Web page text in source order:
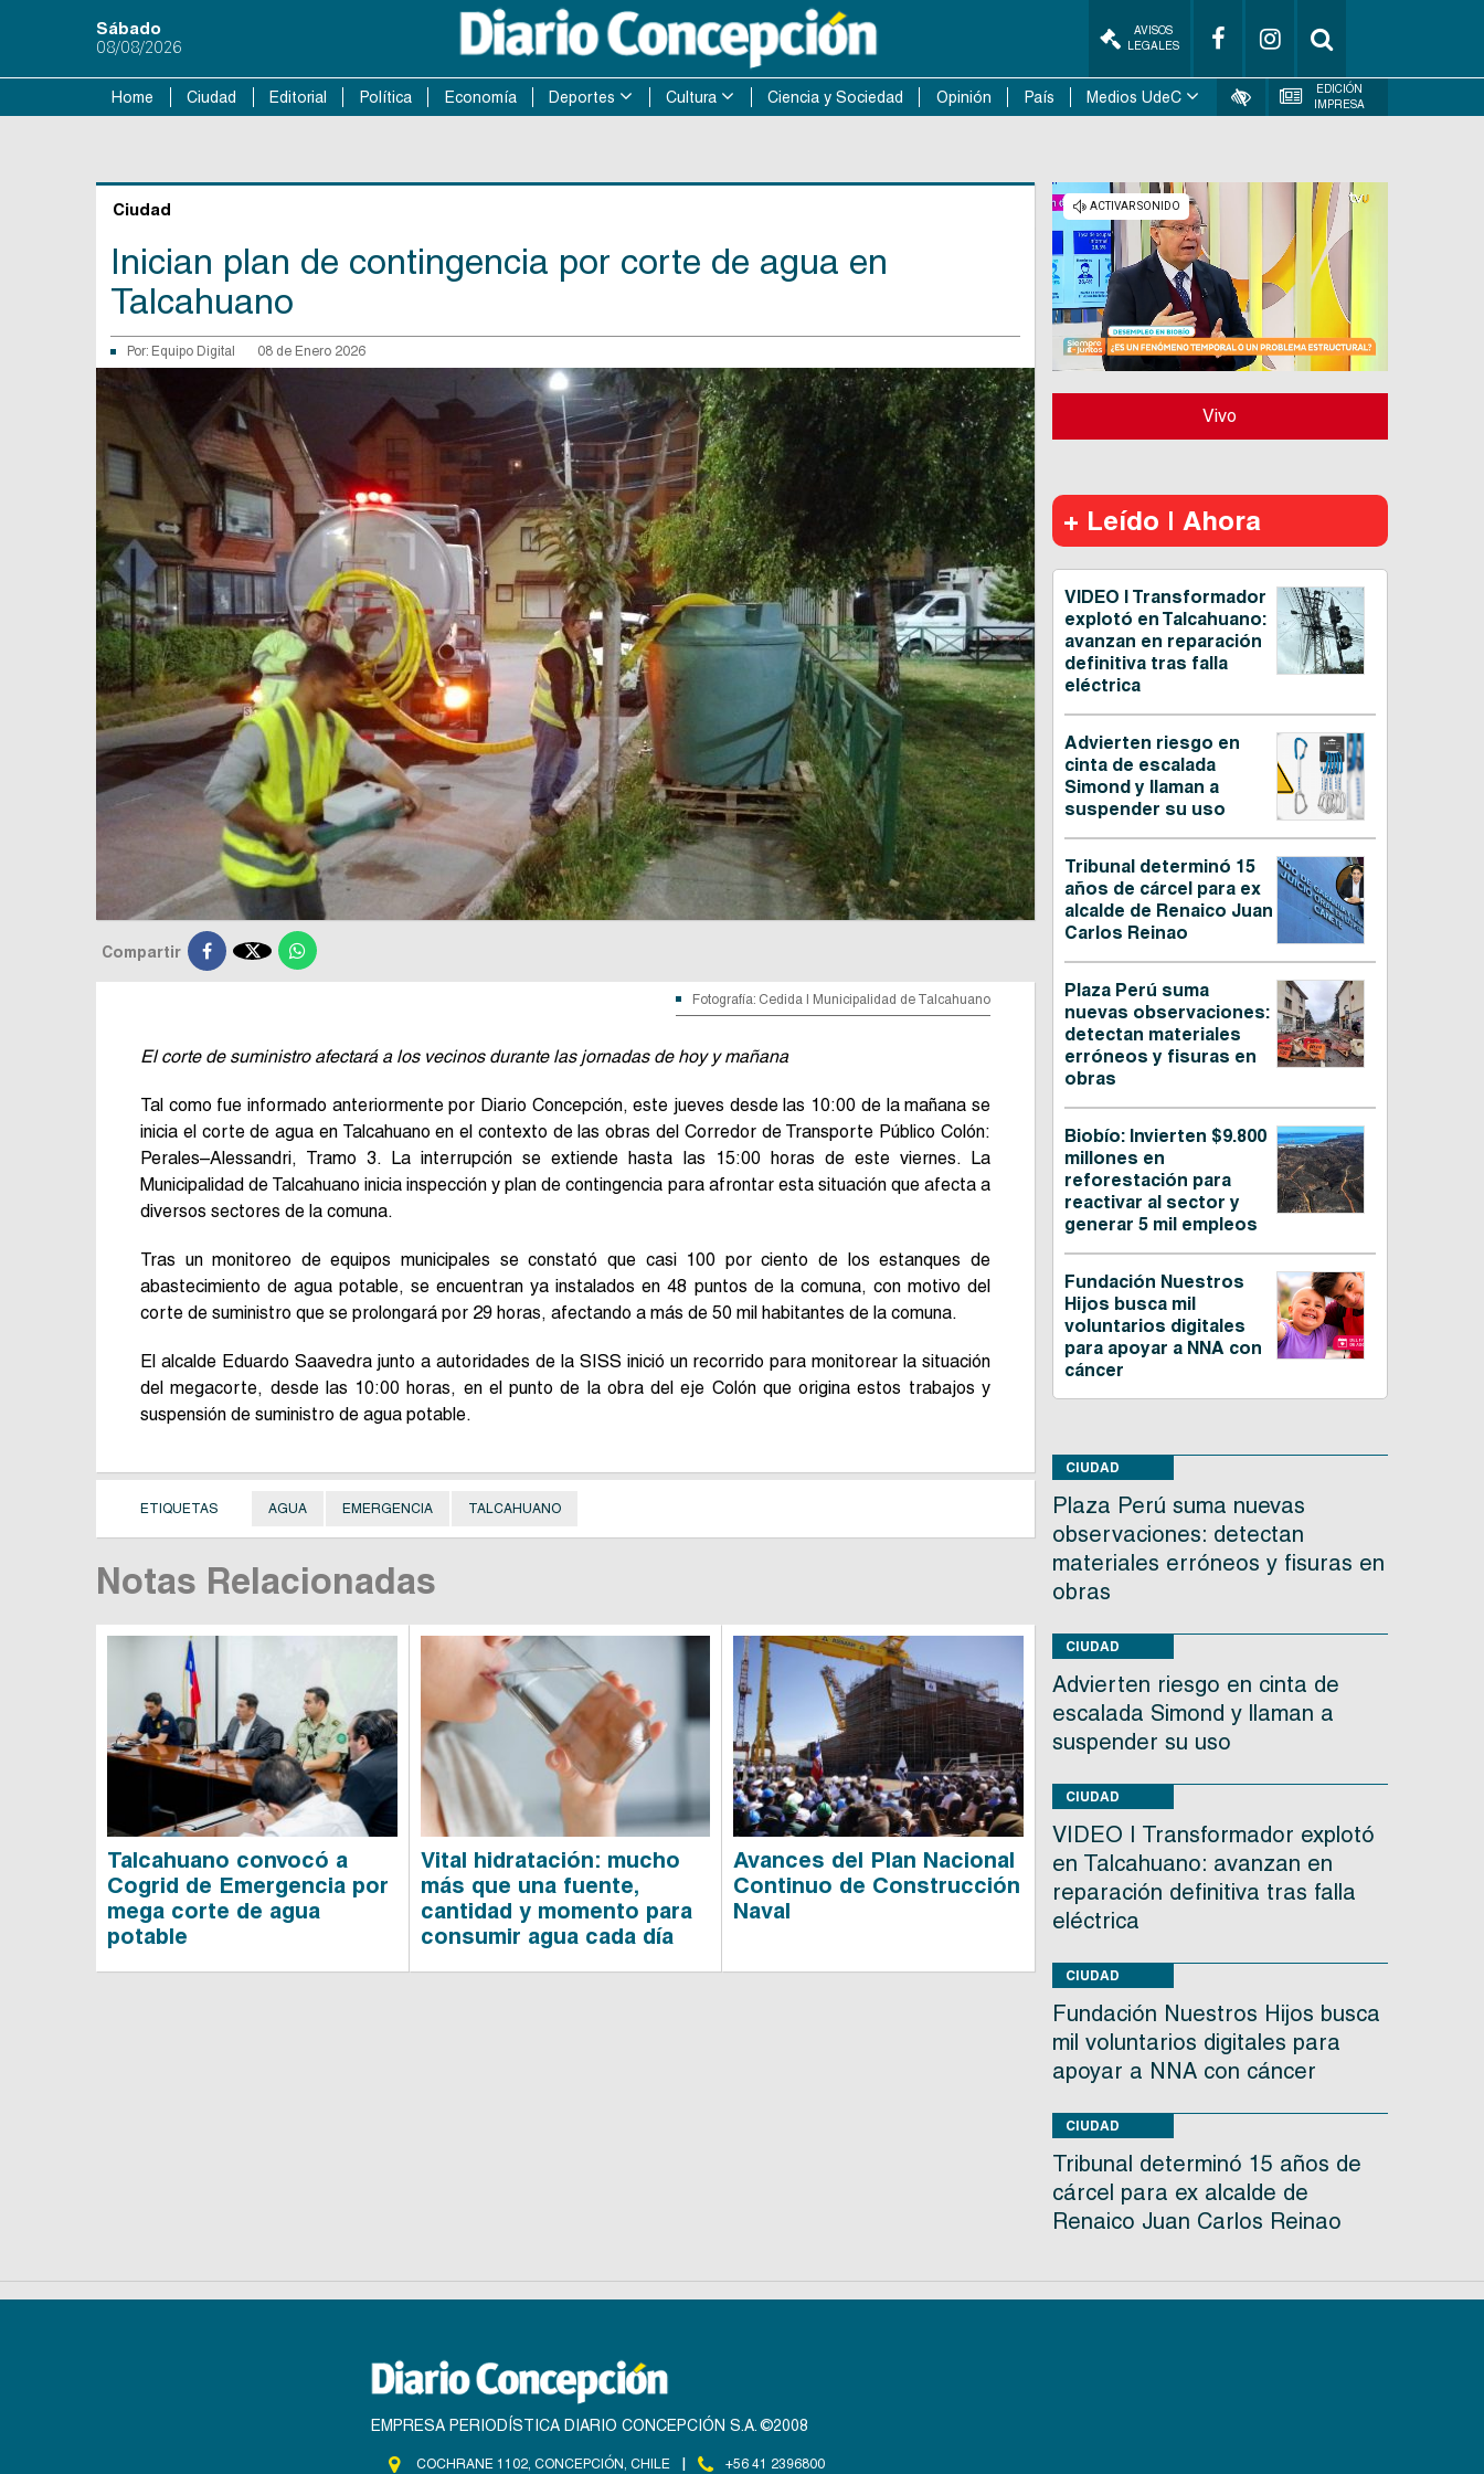
Sábado
08/08/2026
AVISOS
LEGALES
Home Ciudad Editorial Política Economía Deportes Cultura Ciencia y Sociedad Opinión País Medios UdeC
EDICIÓN
IMPRESA
Ciudad
Inician plan de contingencia por corte de agua en
Talcahuano
Por: Equipo Digital 08 de Enero 2026
Compartir 
Fotografía: Cedida | Municipalidad de Talcahuano
El corte de suministro afectará a los vecinos durante las jornadas de hoy y mañana
Tal como fue informado anteriormente por Diario Concepción, este jueves desde las 10:00 de la mañana se
inicia el corte de agua en Talcahuano en el contexto de las obras del Corredor de Transporte Público Colón:
Perales–Alessandri, Tramo 3. La interrupción se extiende hasta las 15:00 horas de este viernes. La
Municipalidad de Talcahuano inicia inspección y plan de contingencia para afrontar esta situación que afecta a
diversos sectores de la comuna.
Tras un monitoreo de equipos municipales se constató que casi 100 por ciento de los estanques de
abastecimiento de agua potable, se encuentran ya instalados en 48 puntos de la comuna, con motivo del
corte de suministro que se prolongará por 29 horas, afectando a más de 50 mil habitantes de la comuna.
El alcalde Eduardo Saavedra junto a autoridades de la SISS inició un recorrido para monitorear la situación
del megacorte, desde las 10:00 horas, en el punto de la obra del eje Colón que origina estos trabajos y
suspensión de suministro de agua potable.
ETIQUETAS AGUA EMERGENCIA TALCAHUANO
Notas Relacionadas
Talcahuano convocó a
Cogrid de Emergencia por
mega corte de agua
potable
Vital hidratación: mucho
más que una fuente,
cantidad y momento para
consumir agua cada día
Avances del Plan Nacional
Continuo de Construcción
Naval
Vivo
+ Leído | Ahora
VIDEO | Transformador
explotó en Talcahuano:
avanzan en reparación
definitiva tras falla
eléctrica
Advierten riesgo en
cinta de escalada
Simond y llaman a
suspender su uso
Tribunal determinó 15
años de cárcel para ex
alcalde de Renaico Juan
Carlos Reinao
Plaza Perú suma
nuevas observaciones:
detectan materiales
erróneos y fisuras en
obras
Biobío: Invierten $9.800
millones en
reforestación para
reactivar al sector y
generar 5 mil empleos
Fundación Nuestros
Hijos busca mil
voluntarios digitales
para apoyar a NNA con
cáncer
CIUDAD
Plaza Perú suma nuevas
observaciones: detectan
materiales erróneos y fisuras en
obras
CIUDAD
Advierten riesgo en cinta de
escalada Simond y llaman a
suspender su uso
CIUDAD
VIDEO | Transformador explotó
en Talcahuano: avanzan en
reparación definitiva tras falla
eléctrica
CIUDAD
Fundación Nuestros Hijos busca
mil voluntarios digitales para
apoyar a NNA con cáncer
CIUDAD
Tribunal determinó 15 años de
cárcel para ex alcalde de
Renaico Juan Carlos Reinao
EMPRESA PERIODÍSTICA DIARIO CONCEPCIÓN S.A. ©2008
COCHRANE 1102, CONCEPCIÓN, CHILE | +56 41 2396800